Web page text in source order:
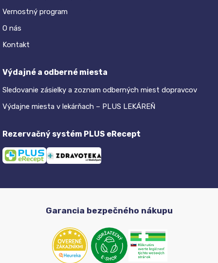
Vernostný program
O nás
Kontakt
Výdajné a odberné miesta
Sledovanie zásielky a zoznam odberných miest dopravcov
Výdajne miesta v lekárňach – PLUS LEKÁREŇ
Rezervačný systém PLUS eRecept
Garancia bezpečného nákupu